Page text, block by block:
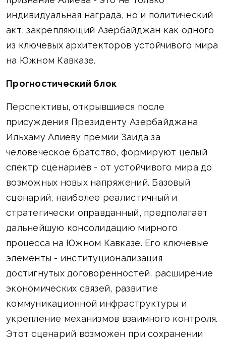
индивидуальная награда, но и политический
акт, закрепляющий Азербайджан как одного
из ключевых архитекторов устойчивого мира
на Южном Кавказе.
Прогностический блок
Перспективы, открывшиеся после
присуждения Президенту Азербайджана
Ильхаму Алиеву премии Заида за
человеческое братство, формируют целый
спектр сценариев - от устойчивого мира до
возможных новых напряжений. Базовый
сценарий, наиболее реалистичный и
стратегически оправданный, предполагает
дальнейшую консолидацию мирного
процесса на Южном Кавказе. Его ключевые
элементы - институционализация
достигнутых договоренностей, расширение
экономических связей, развитие
коммуникационной инфраструктуры и
укрепление механизмов взаимного контроля.
Этот сценарий возможен при сохранении